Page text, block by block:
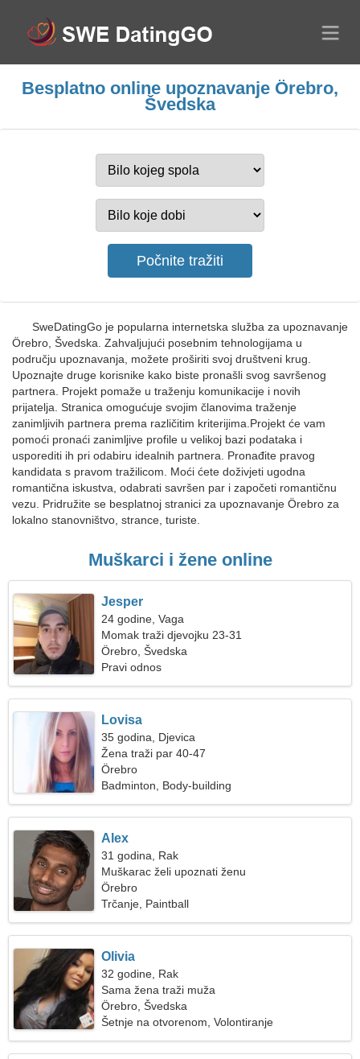
Besplatno online upoznavanje Örebro,
Švedska
SweDatingGo je popularna internetska služba za upoznavanje
Örebro, Švedska. Zahvaljujući posebnim tehnologijama u
području upoznavanja, možete proširiti svoj društveni krug.
Upoznajte druge korisnike kako biste pronašli svog savršenog
partnera. Projekt pomaže u traženju komunikacije i novih
prijatelja. Stranica omogućuje svojim članovima traženje
zanimljivih partnera prema različitim kriterijima.Projekt će vam
pomoći pronaći zanimljive profile u velikoj bazi podataka i
usporediti ih pri odabiru idealnih partnera. Pronađite pravog
kandidata s pravom tražilicom. Moći ćete doživjeti ugodna
romantična iskustva, odabrati savršen par i započeti romantičnu
vezu. Pridružite se besplatnoj stranici za upoznavanje Örebro za
lokalno stanovništvo, strance, turiste.
Muškarci i žene online
Jesper
24 godine, Vaga
Momak traži djevojku 23-31
Örebro, Švedska
Pravi odnos
Lovisa
35 godina, Djevica
Žena traži par 40-47
Örebro
Badminton, Body-building
Alex
31 godina, Rak
Muškarac želi upoznati ženu
Örebro
Trčanje, Paintball
Olivia
32 godine, Rak
Sama žena traži muža
Örebro, Švedska
Šetnje na otvorenom, Volontiranje